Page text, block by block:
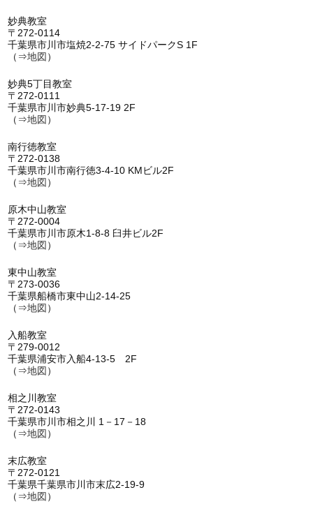
妙典教室
〒272-0114
千葉県市川市塩焼2-2-75 サイドパークS 1F
（⇒地図 ）
妙典5丁目教室
〒272-0111
千葉県市川市妙典5-17-19 2F
（⇒地図 ）
南行徳教室
〒272-0138
千葉県市川市南行徳3-4-10 KMビル2F
（⇒地図 ）
原木中山教室
〒272-0004
千葉県市川市原木1-8-8 臼井ビル2F
（⇒地図 ）
東中山教室
〒273-0036
千葉県船橋市東中山2-14-25
（⇒地図 ）
入船教室
〒279-0012
千葉県浦安市入船4-13-5 2F
（⇒地図 ）
相之川教室
〒272-0143
千葉県市川市相之川 1－17－18
（⇒地図 ）
末広教室
〒272-0121
千葉県千葉県市川市末広2-19-9
（⇒地図 ）